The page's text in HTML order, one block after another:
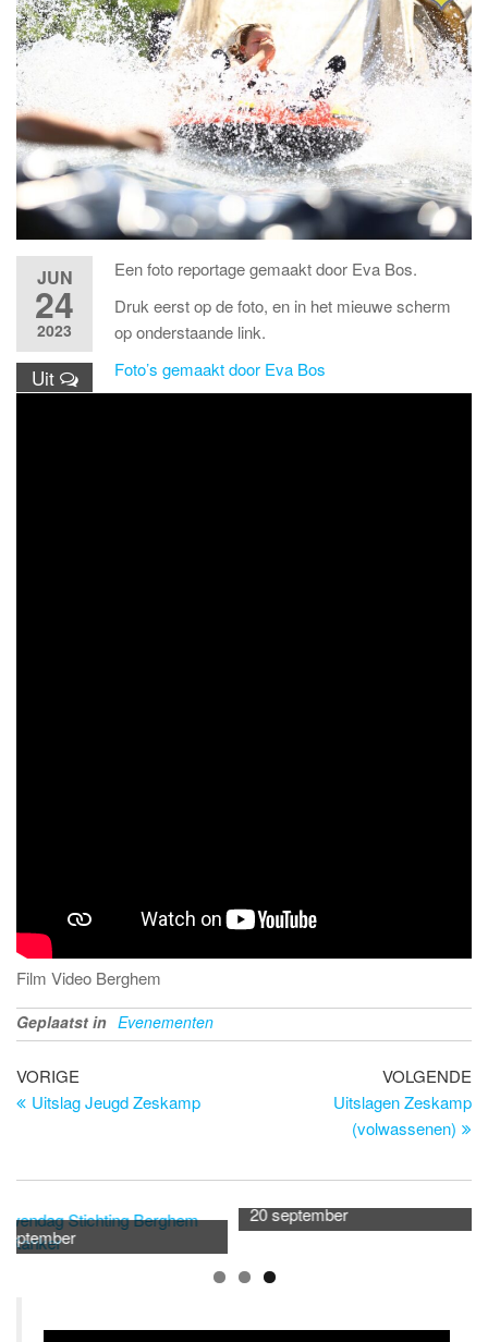
JUN
24
2023
Uit
Een foto reportage gemaakt door Eva Bos.
Druk eerst op de foto, en in het mieuwe scherm
op onderstaande link.
Foto’s gemaakt door Eva Bos
Film Video Berghem
Geplaatst in Evenementen
Bericht
navigatie
Vorig
bericht
VORIGE
Uitslag Jeugd Zeskamp
VOLGENDE
Uitslagen Zeskamp
(volwassenen)
20 september